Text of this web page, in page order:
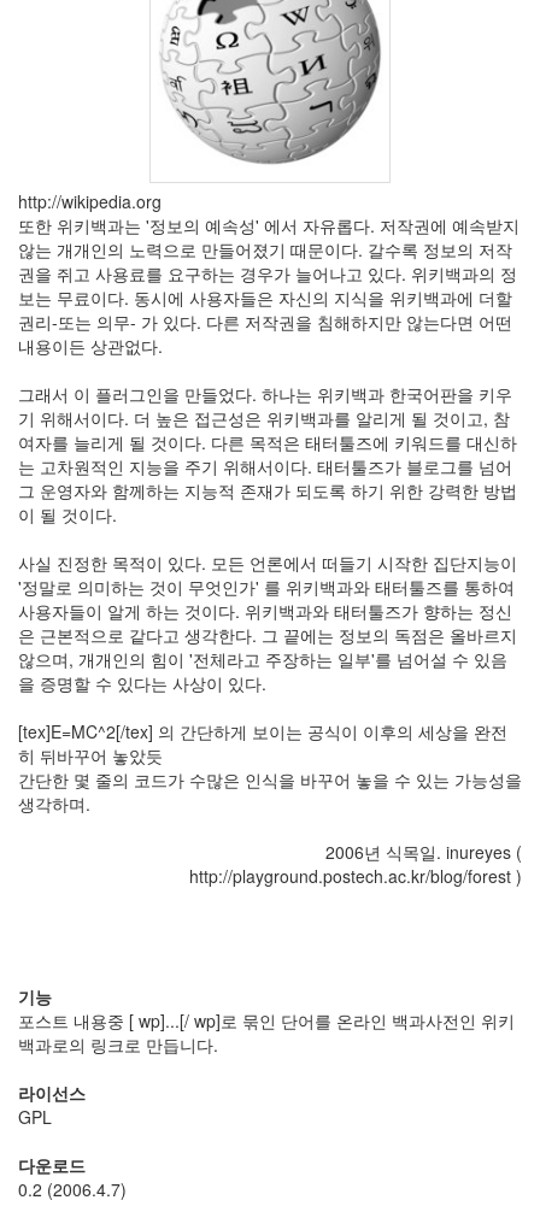
http://wikipedia.org
또한 위키백과는 '정보의 예속성' 에서 자유롭다. 저작권에 예속받지
않는 개개인의 노력으로 만들어졌기 때문이다. 갈수록 정보의 저작
권을 쥐고 사용료를 요구하는 경우가 늘어나고 있다. 위키백과의 정
보는 무료이다. 동시에 사용자들은 자신의 지식을 위키백과에 더할
권리-또는 의무- 가 있다. 다른 저작권을 침해하지만 않는다면 어떤
내용이든 상관없다.
그래서 이 플러그인을 만들었다. 하나는 위키백과 한국어판을 키우
기 위해서이다. 더 높은 접근성은 위키백과를 알리게 될 것이고, 참
여자를 늘리게 될 것이다. 다른 목적은 태터툴즈에 키워드를 대신하
는 고차원적인 지능을 주기 위해서이다. 태터툴즈가 블로그를 넘어
그 운영자와 함께하는 지능적 존재가 되도록 하기 위한 강력한 방법
이 될 것이다.
사실 진정한 목적이 있다. 모든 언론에서 떠들기 시작한 집단지능이
'정말로 의미하는 것이 무엇인가' 를 위키백과와 태터툴즈를 통하여
사용자들이 알게 하는 것이다. 위키백과와 태터툴즈가 향하는 정신
은 근본적으로 같다고 생각한다. 그 끝에는 정보의 독점은 올바르지
않으며, 개개인의 힘이 '전체라고 주장하는 일부'를 넘어설 수 있음
을 증명할 수 있다는 사상이 있다.
[tex]E=MC^2[/tex] 의 간단하게 보이는 공식이 이후의 세상을 완전
히 뒤바꾸어 놓았듯
간단한 몇 줄의 코드가 수많은 인식을 바꾸어 놓을 수 있는 가능성을
생각하며.
2006년 식목일. inureyes (
http://playground.postech.ac.kr/blog/forest )
기능
포스트 내용중 [ wp]...[/ wp]로 묶인 단어를 온라인 백과사전인 위키
백과로의 링크로 만듭니다.
라이선스
GPL
다운로드
0.2 (2006.4.7)
치
레
윈
도
우
8
의
용
자
인
터
페
이...
2.0
일
상
적
인
사
나
무
Steve
Jobs,
고
융
합
문
과
합
적